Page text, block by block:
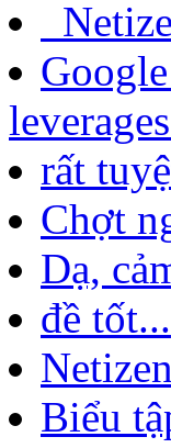
rất
Chợt
Dạ,
đề tốt...
Biểu